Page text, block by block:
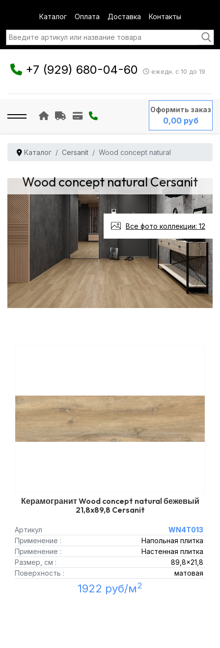
Каталог Оплата Доставка Контакты
+7 (929) 680-04-60 ежедн. с 10 до 19
Оформить заказ
0,00 руб
Каталог Cersanit Wood concept natural
Wood concept natural Cersanit
Все фото коллекции: 12
Керамогранит Wood concept natural бежевый
21,8x89,8 Cersanit
Артикул
WN4T013
Применение :
Напольная плитка
Применение :
Настенная плитка
Размер, см :
89,8x21,8
Поверхность :
матовая
1922 руб/м2